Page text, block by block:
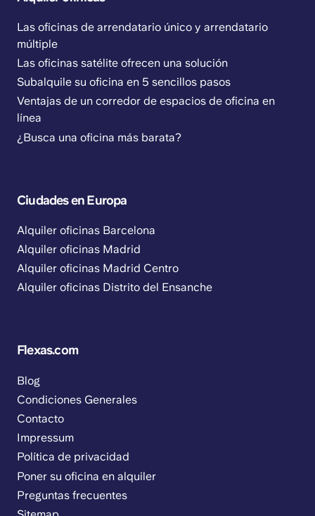
Las oficinas de arrendatario único y arrendatario
múltiple
Las oficinas satélite ofrecen una solución
Subalquile su oficina en 5 sencillos pasos
Ventajas de un corredor de espacios de oficina en
línea
¿Busca una oficina más barata?
Ciudades en Europa
Alquiler oficinas Barcelona
Alquiler oficinas Madrid
Alquiler oficinas Madrid Centro
Alquiler oficinas Distrito del Ensanche
Flexas.com
Blog
Condiciones Generales
Contacto
Impressum
Política de privacidad
Poner su oficina en alquiler
Preguntas frecuentes